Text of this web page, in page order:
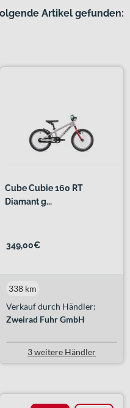
Artikel gefunden:
Cube Cubie 160 RT
Diamant g...
349,00€
Verkauf durch Händler:
Zweirad Fuhr GmbH
338 km
3 weitere Händler